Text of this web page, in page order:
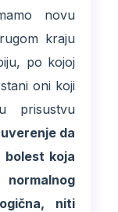
novu
kraju
po kojoj
oni koji
prisustvu
uverenje da
bolest koja
niti